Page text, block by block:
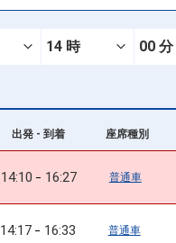
出発 - 到着 座席種別
14:10 16:27 普通車
14:17 16:33 普通車